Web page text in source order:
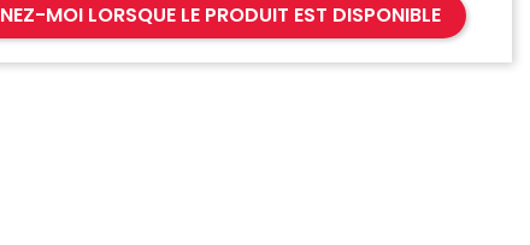
MOI LORSQUE LE PRODUIT EST DISPONIBLE